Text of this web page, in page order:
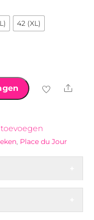
42 (XL)
Share
, Place du Jour